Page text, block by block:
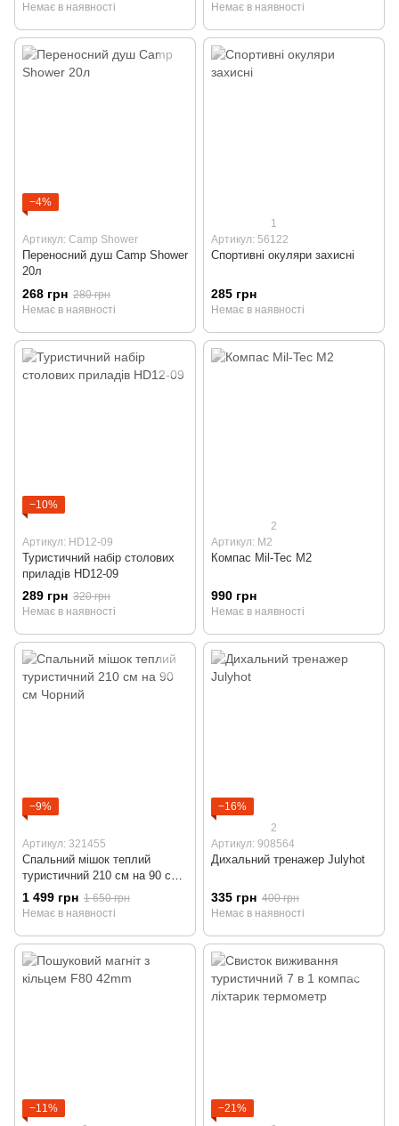
Немає в наявності
Немає в наявності
−4%
Артикул: Camp Shower
Переносний душ Camp Shower
20л
268 грн 280 грн
Немає в наявності
1
Артикул: 56122
Спортивні окуляри захисні
285 грн
Немає в наявності
−10%
Артикул: HD12-09
Туристичний набір столових
приладів HD12-09
289 грн 320 грн
Немає в наявності
2
Артикул: M2
Компас Mil-Tec M2
990 грн
Немає в наявності
−9%
Артикул: 321455
Спальний мішок теплий
туристичний 210 см на 90 см
Чорний
1 499 грн 1 650 грн
Немає в наявності
−16%
2
Артикул: 908564
Дихальний тренажер Julyhot
335 грн 400 грн
Немає в наявності
−11%
−21%